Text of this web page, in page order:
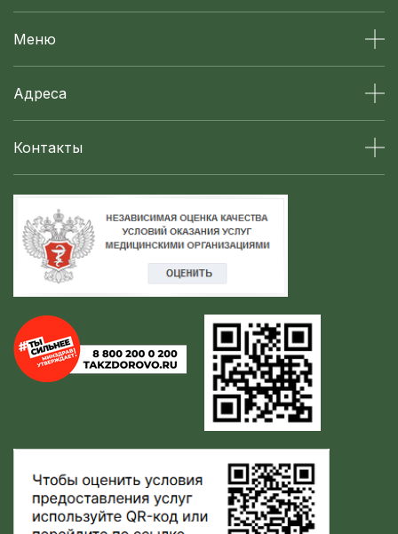
Меню
Адреса
Контакты